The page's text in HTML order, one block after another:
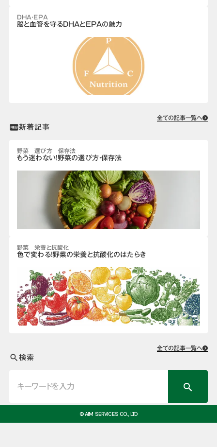
DHA・EPA
脳と血管を守るDHAとEPAの魅力
全ての記事一覧へ
fiber_new新着記事
野菜 選び方 保存法
もう迷わない！野菜の選び方・保存法
野菜 栄養と抗酸化
色で変わる！野菜の栄養と抗酸化のはたらき
全ての記事一覧へ
search検索
search
© AIM SERVICES CO., LTD